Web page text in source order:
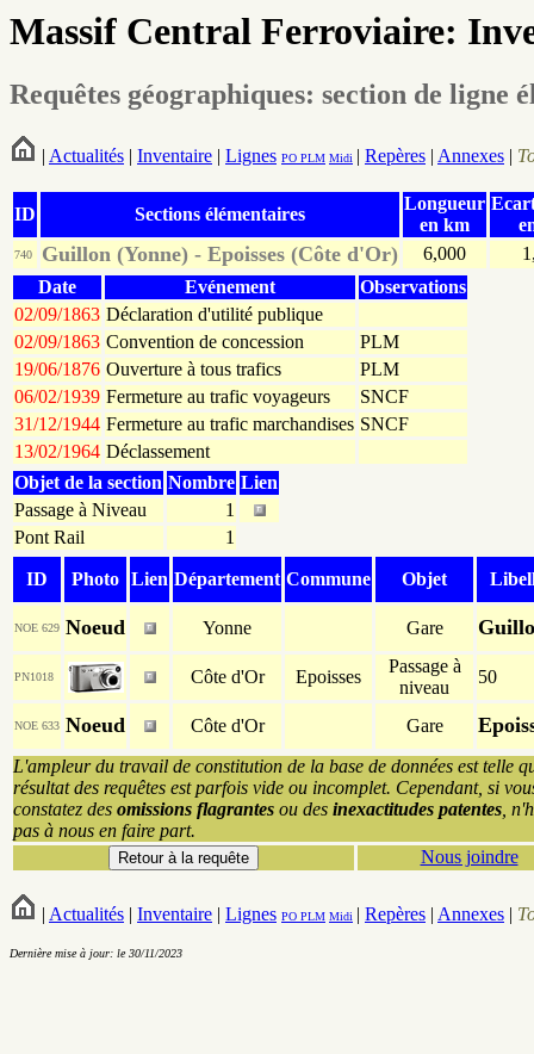
Massif Central Ferroviaire:
Requêtes géographiques: section de ligne
| Actualités | Inventaire | Lignes PO PLM Midi | Repères | Annexes |
ID Sections élémentaires
Longueur
en km
740 Guillon (Yonne) - Epoisses (Côte d'Or) 6,000
Date
Evénement
Observations
02/09/1863 Déclaration d'utilité publique
02/09/1863 Convention de concession
PLM
19/06/1876 Ouverture à tous trafics
PLM
06/02/1939 Fermeture au trafic voyageurs
SNCF
31/12/1944 Fermeture au trafic marchandises SNCF
13/02/1964 Déclassement
Objet de la section Nombre Lien
Passage à Niveau
1
Pont Rail
1
ID Photo Lien Département Commune Objet
NOE 629 Noeud Yonne Gare
PN1018 Côte d'Or Epoisses
Passage à
niveau
50
NOE 633 Noeud Côte d'Or Gare
L'ampleur du travail de constitution de la base de données est telle
résultat des requêtes est parfois vide ou incomplet. Cependant, si
constatez des omissions flagrantes ou des inexactitudes patentes ,
pas à nous en faire part.
Nous joindre
| Actualités | Inventaire | Lignes PO PLM Midi | Repères | Annexes |
Dernière mise à jour: le 30/11/2023